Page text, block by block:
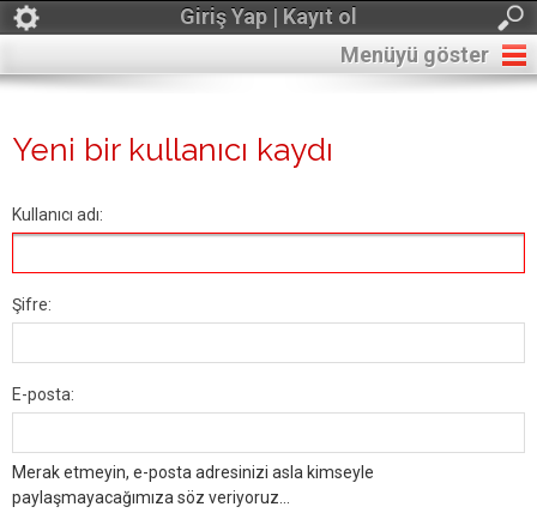
Giriş Yap | Kayıt ol
Menüyü göster
Yeni bir kullanıcı kaydı
Kullanıcı adı:
Şifre:
E-posta:
Merak etmeyin, e-posta adresinizi asla kimseyle
paylaşmayacağımıza söz veriyoruz...